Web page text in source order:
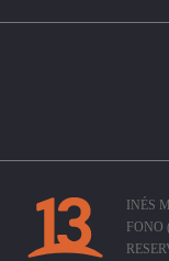
INÉS
FONO